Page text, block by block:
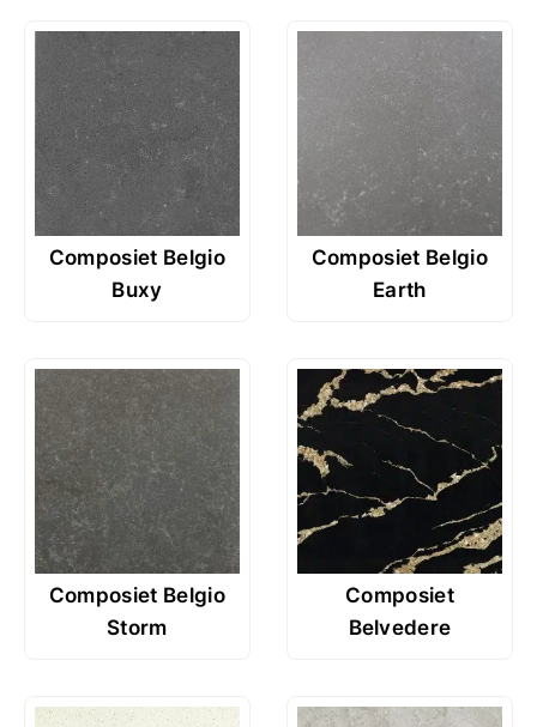
Composiet Belgio
Buxy
Composiet Belgio
Earth
Composiet Belgio
Storm
Composiet
Belvedere